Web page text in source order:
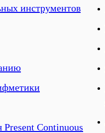
инструментов
Present Continuous